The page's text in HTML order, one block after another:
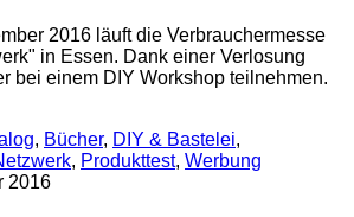
2016 läuft die Verbrauchermesse
in Essen. Dank einer Verlosung
bei einem DIY Workshop teilnehmen.
, Bücher, DIY & Bastelei,
, Produkttest, Werbung
2016